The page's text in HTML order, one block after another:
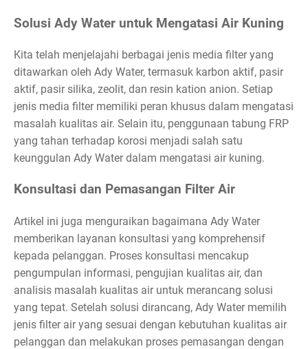
Solusi Ady Water untuk Mengatasi Air Kuning
Kita telah menjelajahi berbagai jenis media filter yang
ditawarkan oleh Ady Water, termasuk karbon aktif, pasir
aktif, pasir silika, zeolit, dan resin kation anion. Setiap
jenis media filter memiliki peran khusus dalam mengatasi
masalah kualitas air. Selain itu, penggunaan tabung FRP
yang tahan terhadap korosi menjadi salah satu
keunggulan Ady Water dalam mengatasi air kuning.
Konsultasi dan Pemasangan Filter Air
Artikel ini juga menguraikan bagaimana Ady Water
memberikan layanan konsultasi yang komprehensif
kepada pelanggan. Proses konsultasi mencakup
pengumpulan informasi, pengujian kualitas air, dan
analisis masalah kualitas air untuk merancang solusi
yang tepat. Setelah solusi dirancang, Ady Water memilih
jenis filter air yang sesuai dengan kebutuhan kualitas air
pelanggan dan melakukan proses pemasangan dengan